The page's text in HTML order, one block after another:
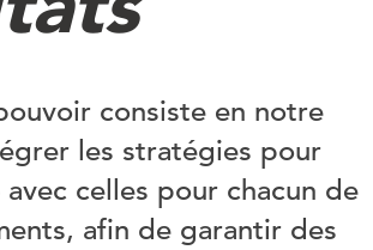
consiste en notre
les stratégies pour
celles pour chacun de
afin de garantir des